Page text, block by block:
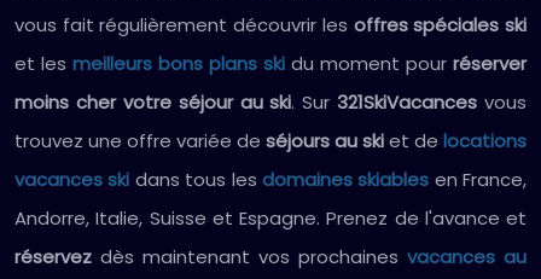
vous fait régulièrement découvrir les offres spéciales ski
et les meilleurs bons plans ski du moment pour réserver
moins cher votre séjour au ski. Sur321SkiVacances vous
trouvez une offre variée de séjours au skiet de locations
vacances ski dans tous les domaines skiables en France,
Andorre, Italie, Suisse et Espagne. Prenez de l'avance et
réservez dès maintenant vos prochaines vacances au